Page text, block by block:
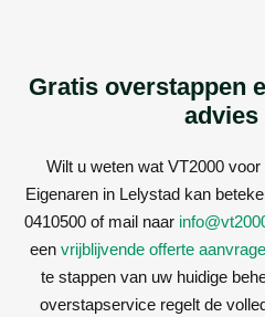
Gratis overstappen
advies
Wilt u weten wat VT2000
Eigenaren in Lelystad kan
0410500 of mail naar
een vrijblijvende offerte
te stappen van uw huidige
overstapservice regelt de